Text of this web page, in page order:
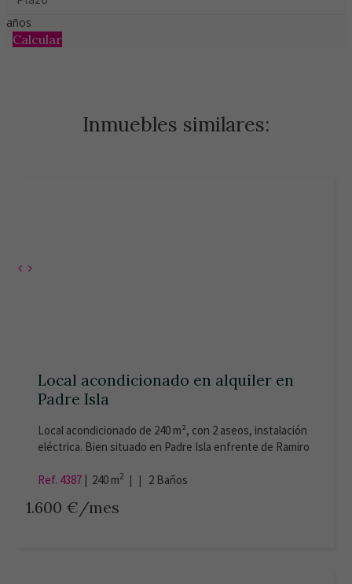
años
Calcular
Inmuebles similares:
Local acondicionado en alquiler en
Padre Isla
Local acondicionado de 240 m², con 2 aseos, instalación
eléctrica. Bien situado en Padre Isla enfrente de Ramiro
renta. Certificación energética en trámite.
Ref. 4387 240 m2 | | 2 Baños
1.600 €/mes